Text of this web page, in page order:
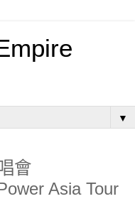
▼
會
Asia Tour